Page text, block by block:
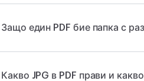
Защо един PDF бие папка с
Какво JPG в PDF прави и